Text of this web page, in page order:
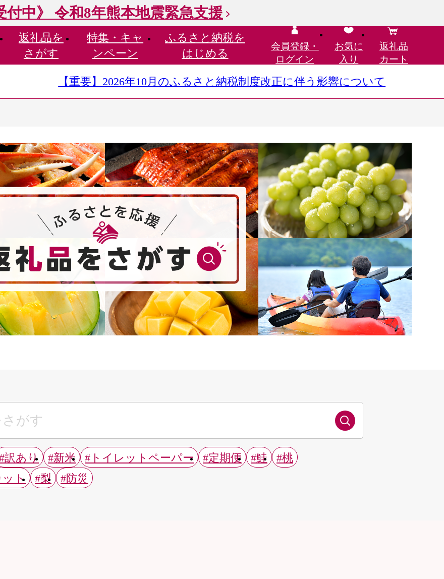
付中》 令和8年熊本地震緊急支援
返礼品を
さがす
特集・ キャ
ンペーン
ふるさと納税を
はじめる
会員登録・
ログイン
お気に
入り
返礼品
カート
【重要】2026年10月のふるさと納税制度改正に伴う影響について
訳あり #新米 #トイレットペーパー #定期便 #鮭
#桃
ト
#梨 #防災